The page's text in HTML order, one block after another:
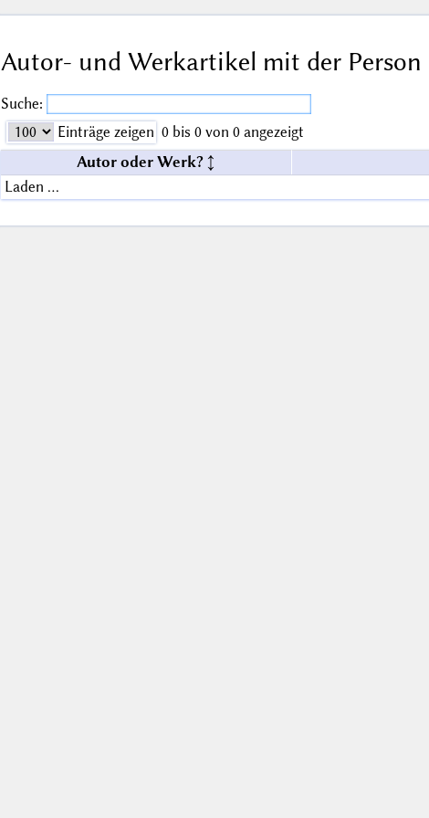
Autor- und Werkartikel mit der Person
Suche:
Einträge zeigen 0 bis 0 von 0 angezeigt
Autor oder Werk?
Laden …